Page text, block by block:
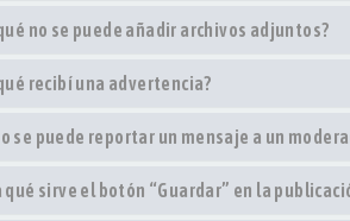
no se puede añadir archivos adjuntos?
recibí una advertencia?
se puede reportar un mensaje a un
qué sirve el botón “Guardar” en la